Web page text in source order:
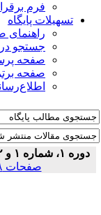
فرم
تسهیلات پایگاه
راهنمای
جستجو در
صفحه
صفحه
دوره ۱، شماره ۱ و ۲ - ( پاییز ۱۴۰۰ )
صفحات ۳۸-۲۸